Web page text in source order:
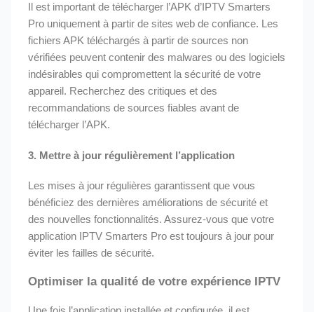
Il est important de télécharger l’APK d’IPTV Smarters
Pro uniquement à partir de sites web de confiance. Les
fichiers APK téléchargés à partir de sources non
vérifiées peuvent contenir des malwares ou des logiciels
indésirables qui compromettent la sécurité de votre
appareil. Recherchez des critiques et des
recommandations de sources fiables avant de
télécharger l’APK.
3. Mettre à jour régulièrement l’application
Les mises à jour régulières garantissent que vous
bénéficiez des dernières améliorations de sécurité et
des nouvelles fonctionnalités. Assurez-vous que votre
application IPTV Smarters Pro est toujours à jour pour
éviter les failles de sécurité.
Optimiser la qualité de votre expérience IPTV